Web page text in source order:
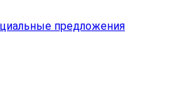
предложения